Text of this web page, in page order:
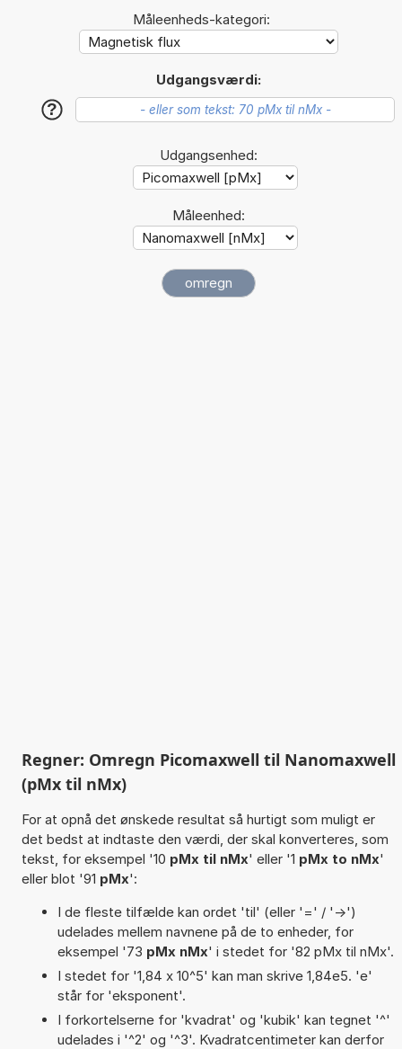
Måleenheds-kategori:
Udgangsværdi:
?
Udgangsenhed:
Måleenhed:
Regner: Omregn Picomaxwell til Nanomaxwell
(pMx til nMx)
For at opnå det ønskede resultat så hurtigt som muligt er
det bedst at indtaste den værdi, der skal konverteres, som
tekst, for eksempel '10 pMx til nMx' eller '1 pMx to nMx'
eller blot '91 pMx':
I de fleste tilfælde kan ordet 'til' (eller '=' / '->')
udelades mellem navnene på de to enheder, for
eksempel '73 pMx nMx' i stedet for '82 pMx til nMx'.
I stedet for '1,84 x 10^5' kan man skrive 1,84e5. 'e'
står for 'eksponent'.
I forkortelserne for 'kvadrat' og 'kubik' kan tegnet '^'
udelades i '^2' og '^3'. Kvadratcentimeter kan derfor